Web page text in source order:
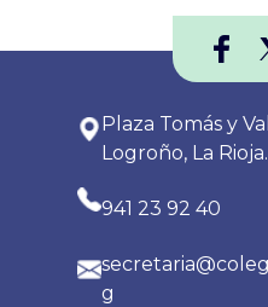
Plaza Tomás y
Logroño, La Rioja.
941 23 92 40
g